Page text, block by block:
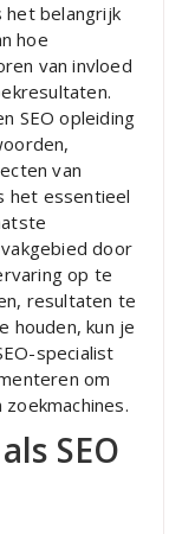
het belangrijk
hoe
van invloed
SEO opleiding
van
het essentieel
door
op te
resultaten te
houden, kun je
specialist
om
SEO